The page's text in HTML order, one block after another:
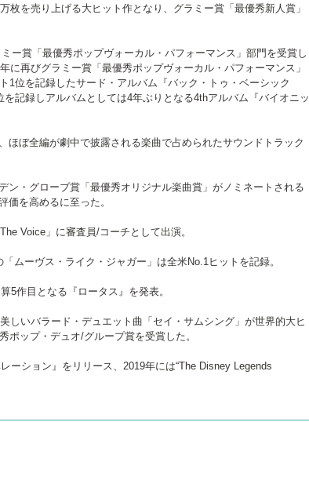
枚を売り上げる大ヒット作となり、グラミー賞「最優秀新人賞」
ー賞「最優秀ポップヴォーカル・パフォーマンス」部門を受賞し
再びグラミー賞「最優秀ポップヴォーカル・パフォーマンス」
1位を記録したサード・アルバム『バック・トゥ・ベーシック
記録しアルバムとしては4年ぶりとなる4thアルバム『バイオニッ
ほぼ全編が劇中で披露される楽曲で占められたサウンドトラック
ン・グローブ賞「最優秀オリジナル楽曲賞」がノミネートされる
価を高めるに至った。
Voice」に審査員/コーチとして出演。
ムーヴス・ライク・ジャガー」は全米No.1ヒットを記録。
5作目となる『ロータス』を発表。
しいバラード・デュエット曲「セイ・サムシング」が世界的大ヒ
ポップ・デュオ/グループ賞を受賞した。
ーション』をリリース、2019年には“The Disney Legends